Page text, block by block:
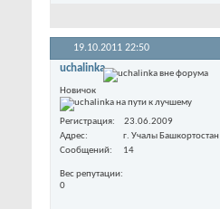
19.10.2011 22:50
uchalinka
Новичок
Регистрация
23.06.2009
Адрес
г. Учалы Башкортостан
Сообщений
14
Вес репутации
0